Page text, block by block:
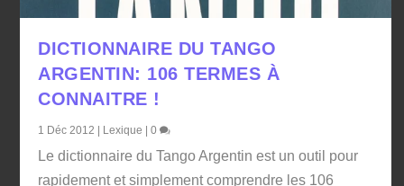
DICTIONNAIRE DU TANGO
ARGENTIN: 106 TERMES À
CONNAITRE !
1 Déc 2012 | Lexique |0
Le dictionnaire du Tango Argentin est un outil pour
rapidement et simplement comprendre les 106